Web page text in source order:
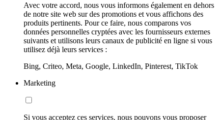
Avec votre accord, nous vous informons également en dehors
de notre site web sur des promotions et vous affichons des
produits pertinents. Pour ce faire, nous comparons vos
données personnelles cryptées avec les fournisseurs externes
suivants et utilisons leurs canaux de publicité en ligne si vous
utilisez déjà leurs services :
Bing, Criteo, Meta, Google, LinkedIn, Pinterest, TikTok
Marketing
Si vous acceptez ces services, nous pouvons vous proposer